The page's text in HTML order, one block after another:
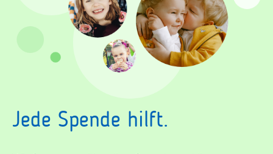
Jede Spende hilft.